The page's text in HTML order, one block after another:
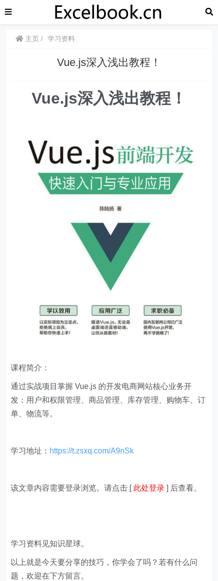
主页 学习资料
Vue.js深入浅出教程！
Vue.js深入浅出教程！
课程简介：
通过实战项目掌握 Vue.js 的开发电商网站核心业务开
发：用户和权限管理、商品管理、库存管理、购物车、订
单、物流等。
学习地址： https://t.zsxq.com/A9nSk
该文章内容需要登录浏览。请点击 [ 此处登录 ] 后查看。
学习资料见知识星球。
以上就是今天要分享的技巧，你学会了吗？若有什么问
题，欢迎在下方留言。